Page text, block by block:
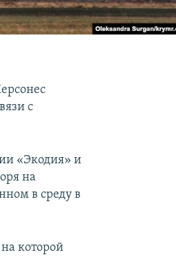
с
«Экодия» и
на
в среду в
которой